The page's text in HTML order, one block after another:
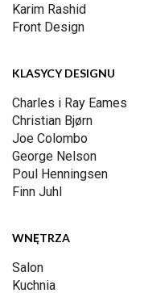
Karim Rashid
Front Design
KLASYCY DESIGNU
Charles i Ray Eames
Christian Bjørn
Joe Colombo
George Nelson
Poul Henningsen
Finn Juhl
WNĘTRZA
Salon
Kuchnia